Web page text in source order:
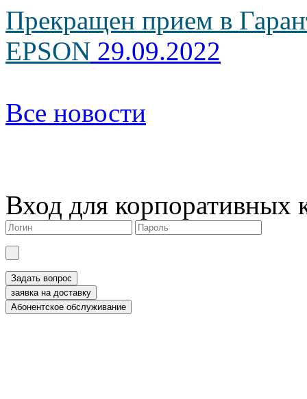
Прекращен прием в
EPSON 29.09.2022
Все новости
Вход для корпоративных